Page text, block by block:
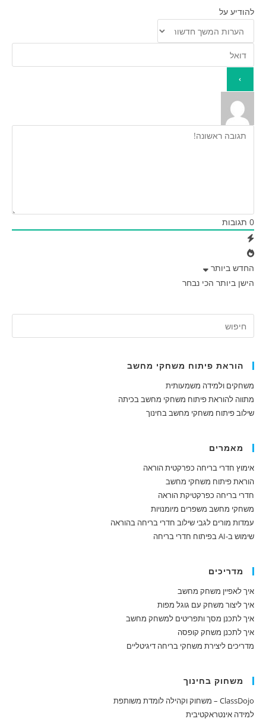
להודיע על
0 תגובות
החדש ביותר
הישן ביותר הכי נבחר
הוראת פיתוח משחקי מחשב
משחקים ולמידה משמעותית
מתווה להוראת פיתוח משחקי מחשב בכיתה
שילוב פיתוח משחקי מחשב בחינוך
מאמרים
אימוץ חדרי בריחה כפרקטית הוראה
הוראת פיתוח משחקי מחשב
חדרי בריחה כפרקטיקת הוראה
משחקי מחשב משפרים מיומנויות
עמדות מורים לגבי שילוב חדרי בריחה בהוראה
שימוש ב-AI בפיתוח חדרי בריחה
מדריכים
איך לאפיין משחק מחשב
איך ליצור משחק עם גוגל מפות
איך לתכנן מסך ותפריטים למשחק מחשב
איך לתכנן משחק קופסה
מדריכים ליצירת משחקי בריחה דיגיטליים
משחוק בחינוך
ClassDojo – משחוק וקהילה לומדת משותפת
למידה אינטראקטיבית